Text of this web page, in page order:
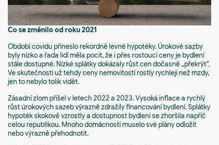
Co se změnilo od roku 2021
Období covidu přineslo rekordně levné hypotéky. Úrokové sazby
byly nízko a řada lidí měla pocit, že i přes rostoucí ceny je bydlení
stále dostupné. Nízké splátky dokázaly růst cen dočasně „překrýt“.
Ve skutečnosti už tehdy ceny nemovitostí rostly rychleji než mzdy,
jen to nebylo tolik vidět.
Zásadní zlom přišel v letech 2022 a 2023. Vysoká inflace a rychlý
růst úrokových sazeb výrazně zdražily financování bydlení. Splátky
hypoték skokově vzrostly a dostupnost bydlení se zhoršila napříč
celou republikou. Mnoho domácností muselo své plány odložit
nebo výrazně přehodnotit.